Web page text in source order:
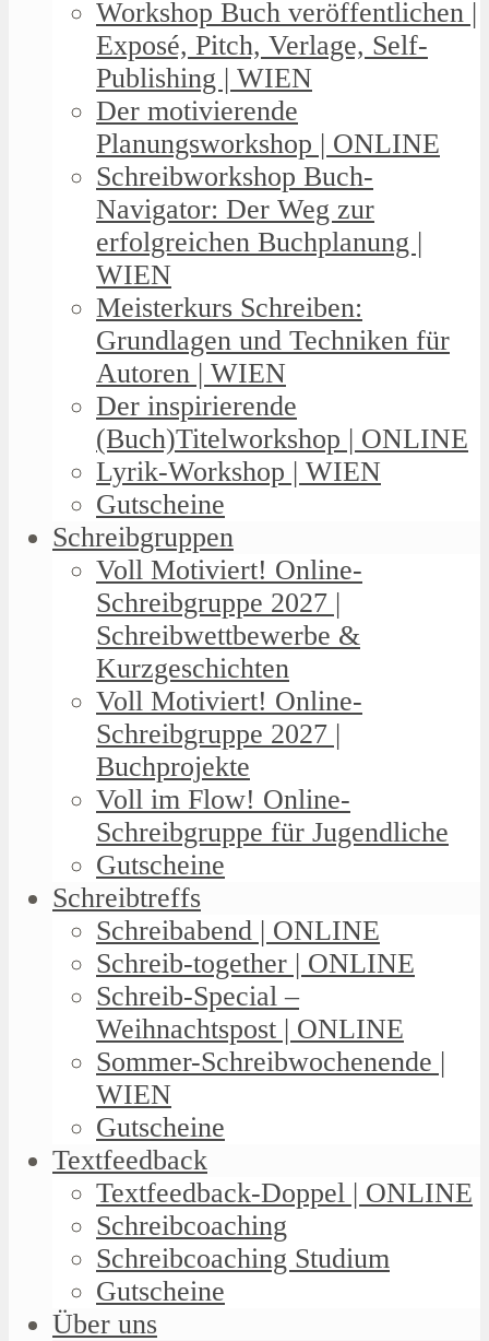
Workshop Buch veröffentlichen |
Exposé, Pitch, Verlage, Self-
Publishing | WIEN
Der motivierende
Planungsworkshop | ONLINE
Schreibworkshop Buch-
Navigator: Der Weg zur
erfolgreichen Buchplanung |
WIEN
Meisterkurs Schreiben:
Grundlagen und Techniken für
Autoren | WIEN
Der inspirierende
(Buch)Titelworkshop | ONLINE
Lyrik-Workshop | WIEN
Gutscheine
Schreibgruppen
Voll Motiviert! Online-
Schreibgruppe 2027 |
Schreibwettbewerbe &
Kurzgeschichten
Voll Motiviert! Online-
Schreibgruppe 2027 |
Buchprojekte
Voll im Flow! Online-
Schreibgruppe für Jugendliche
Gutscheine
Schreibtreffs
Schreibabend | ONLINE
Schreib-together | ONLINE
Schreib-Special –
Weihnachtspost | ONLINE
Sommer-Schreibwochenende |
WIEN
Gutscheine
Textfeedback
Textfeedback-Doppel | ONLINE
Schreibcoaching
Schreibcoaching Studium
Gutscheine
Über uns